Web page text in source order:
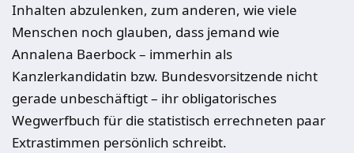
Inhalten abzulenken, zum anderen, wie viele
Menschen noch glauben, dass jemand wie
Annalena Baerbock – immerhin als
Kanzlerkandidatin bzw. Bundesvorsitzende nicht
gerade unbeschäftigt – ihr obligatorisches
Wegwerfbuch für die statistisch errechneten paar
Extrastimmen persönlich schreibt.